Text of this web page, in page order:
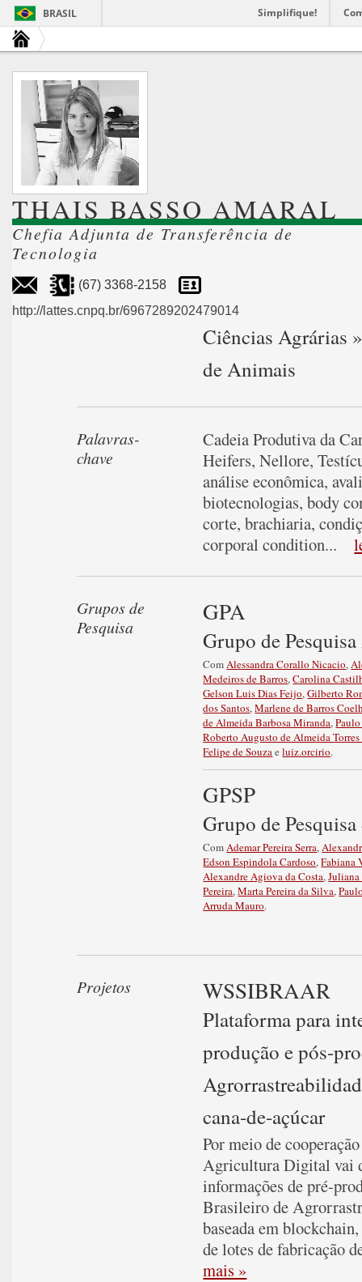
BRASIL Simplifique!
THAIS BASSO AMARAL
Chefia Adjunta de Transferência de
Tecnologia
(67) 3368-2158
http://lattes.cnpq.br/6967289202479014
Ciências Agrárias
de Animais
Palavras-
chave
Cadeia Produtiva da
Heifers,Nellore,
análise econômica,
biotecnologias,body
corte,brachiaria,
corporal condition...
Grupos de
Pesquisa
GPA
Grupo de
Com Alessandra Corallo Nicacio,
Medeiros de Barros,Carolina
Gelson Luis Dias Feijo,Gilberto
dos Santos,Marlene de Barros
de Almeida Barbosa Miranda,
Roberto Augusto de Almeida
Felipe de Souza eluiz.orcirio.
GPSP
Grupo de
Com Ademar Pereira Serra,
Edson Espindola Cardoso,Fabiana
Alexandre Agiova da Costa,
Pereira,Marta Pereira da Silva,
Arruda Mauro.
Projetos WSSIBRAAR
Plataforma para
produção e pós-
cana-de-açúcar
Por meio de
Agricultura Digital vai
informações de pré-
Brasileiro de
baseada em
de lotes de fabricação
mais »